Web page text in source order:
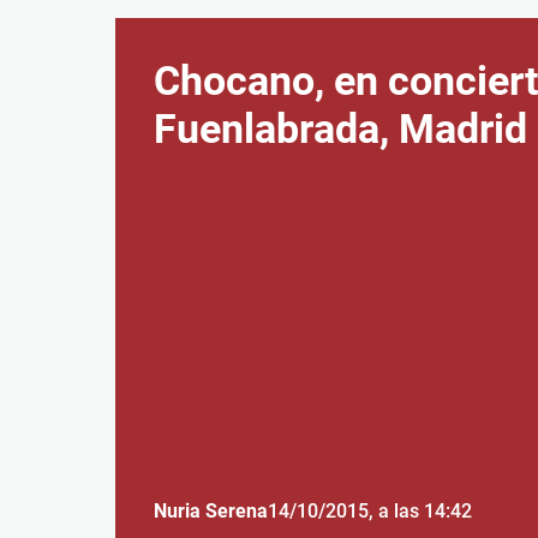
Chocano, en
Fuenlabrada, Madrid
Nuria Serena14/10/2015, a las 14:42